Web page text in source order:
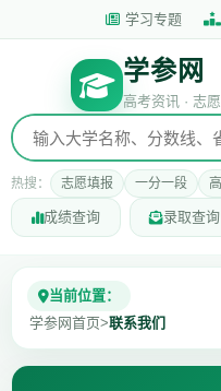
学习专题
学参网
高考资讯 · 志
热搜： 志愿填报 一分一段
成绩查询 录取查询
当前位置：
学参网首页>联系我们